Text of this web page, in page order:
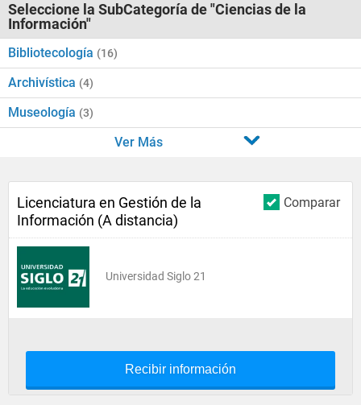
Seleccione la SubCategoría de "Ciencias de la
Información"
Bibliotecología (16)
Archivística (4)
Museología (3)
Ver Más
Comparar
Licenciatura en Gestión de la
Información (A distancia)
Universidad Siglo 21
Recibir información